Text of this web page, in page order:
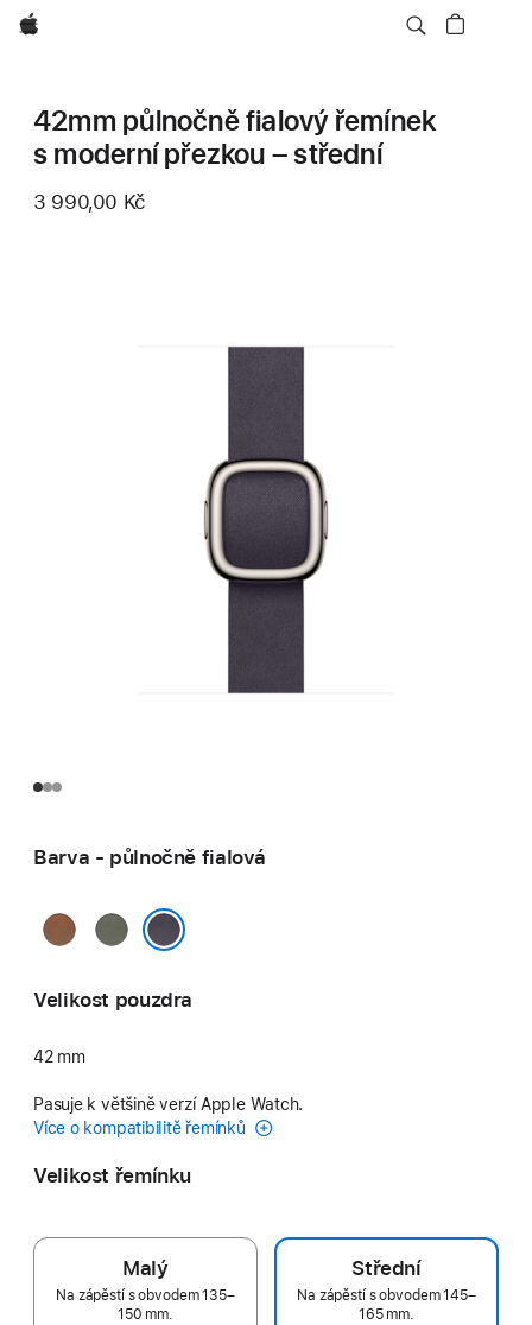
Apple
42mm půlnočně fialový řemínek
s moderní přezkou – střední
3 990,00 Kč
Barva - půlnočně fialová
karamelová
šalvějově
Velikost pouzdra
42 mm
Pasuje k většině verzí Apple Watch.
Více o kompatibilitě řemínků
Velikost řemínku
Malý
Na zápěstí s obvodem 135–
150 mm.
Střední
Na zápěstí s obvodem 145–
165 mm.